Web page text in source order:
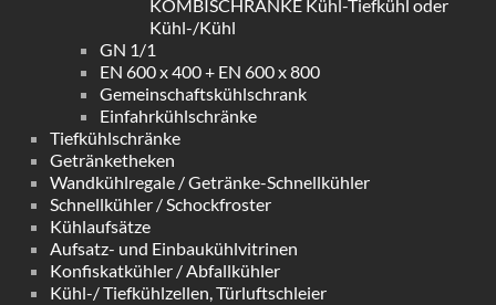
KOMBISCHRÄNKE Kühl-Tiefkühl oder
Kühl-/Kühl
GN 1/1
EN 600 x 400 + EN 600 x 800
Gemeinschaftskühlschrank
Einfahrkühlschränke
Tiefkühlschränke
Getränketheken
Wandkühlregale / Getränke-Schnellkühler
Schnellkühler / Schockfroster
Kühlaufsätze
Aufsatz- und Einbaukühlvitrinen
Konfiskatkühler / Abfallkühler
Kühl-/ Tiefkühlzellen, Türluftschleier